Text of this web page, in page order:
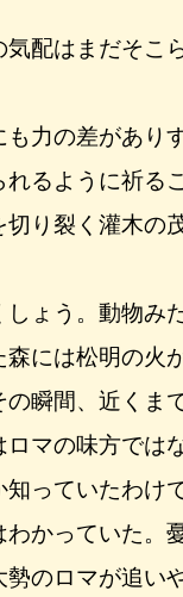
配はまだそこ
力の差があり
るように祈る
り裂く灌木の
う。動物みた
には松明の火
瞬間、近くま
マの味方では
っていたわけ
かっていた。
のロマが追い